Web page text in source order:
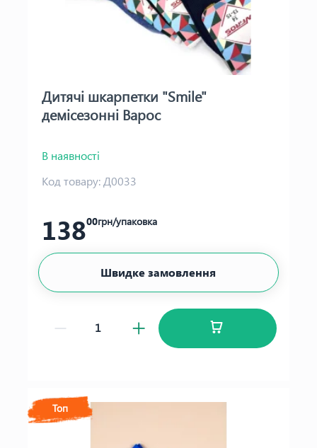
Дитячі шкарпетки "Smile"
демісезонні Варос
В наявності
Код товару:Д0033
13800грн/упаковка
Швидке замовлення
Топ